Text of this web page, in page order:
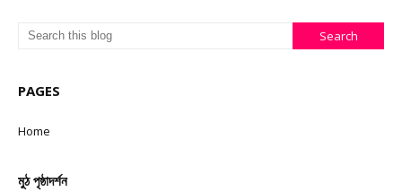
PAGES
Home
মুঠ পৃষ্ঠাদৰ্শন